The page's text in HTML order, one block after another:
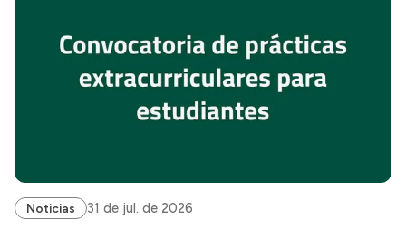
Noticias 31 de jul. de 2026